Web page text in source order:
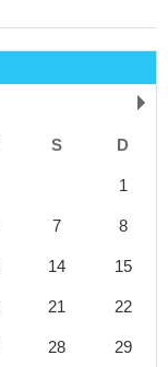
S D
1
7 8
14 15
21 22
28 29